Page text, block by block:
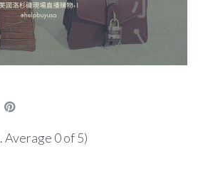
. Average 0of 5)